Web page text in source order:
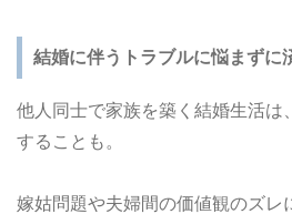
結婚に伴うトラブルに悩まずに
他人同士で家族を築く結婚生活は
することも。
嫁姑問題や夫婦間の価値観のズレ